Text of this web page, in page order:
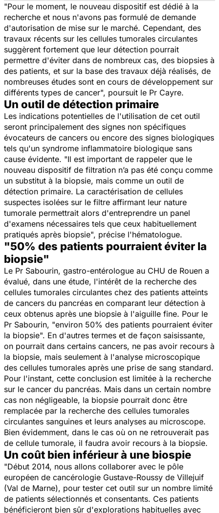
"Pour le moment, le nouveau dispositif est dédié à la
recherche et nous n'avons pas formulé de demande
d'autorisation de mise sur le marché. Cependant, des
travaux récents sur les cellules tumorales circulantes
suggèrent fortement que leur détection pourrait
permettre d'éviter dans de nombreux cas, des biopsies à
des patients, et sur la base des travaux déjà réalisés, de
nombreuses études sont en cours de développement sur
différents types de cancer", poursuit le Pr Cayre.
Un outil de détection primaire
Les indications potentielles de l'utilisation de cet outil
seront principalement des signes non spécifiques
évocateurs de cancers ou encore des signes biologiques
tels qu'un syndrome inflammatoire biologique sans
cause évidente. "Il est important de rappeler que le
nouveau dispositif de filtration n’a pas été conçu comme
un substitut à la biopsie, mais comme un outil de
détection primaire. La caractérisation de cellules
suspectes isolées sur le filtre affirmant leur nature
tumorale permettrait alors d'entreprendre un panel
d'examens nécessaires tels que ceux habituellement
pratiqués après biopsie", précise l'hématologue.
"50% des patients pourraient éviter la
biopsie"
Le Pr Sabourin, gastro-entérologue au CHU de Rouen a
évalué, dans une étude, l'intérêt de la recherche des
cellules tumorales circulantes chez des patients atteints
de cancers du pancréas en comparant leur détection à
ceux obtenus après une biopsie à l'aiguille fine. Pour le
Pr Sabourin, "environ 50% des patients pourraient éviter
la biopsie". En d'autres termes et de façon saisissante,
on pourrait dans certains cancers, ne pas avoir recours à
la biopsie, mais seulement à l'analyse microscopique
des cellules tumorales après une prise de sang standard.
Pour l'instant, cette conclusion est limitée à la recherche
sur le cancer du pancréas. Mais dans un certain nombre
cas non négligeable, la biopsie pourrait donc être
remplacée par la recherche des cellules tumorales
circulantes sanguines et leurs analyses au microscope.
Bien évidemment, dans le cas où on ne retrouverait pas
de cellule tumorale, il faudra avoir recours à la biopsie.
Un coût bien inférieur à une biospie
"Début 2014, nous allons collaborer avec le pôle
européen de cancérologie Gustave-Roussy de Villejuif
(Val de Marne), pour tester cet outil sur un nombre limité
de patients sélectionnés et consentants. Ces patients
bénéficieront bien sûr d'explorations habituelles avec